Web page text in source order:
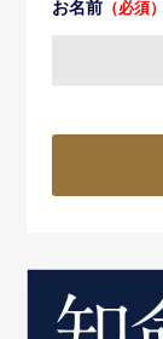
お名前（必須）